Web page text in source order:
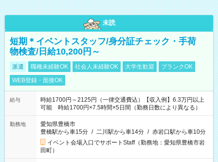
未読
短期＊イベントスタッフ/身分証チェック・手荷
物検査/日給10,200円～
派遣 職種未経験OK 社会人未経験OK 大学生歓迎
ブランクOK
WEB登録・面接OK
給与
時給1700円～2125円（一律交通費込）【収入例】6.3万円以上
可能 時給1700円×7.5時間×5日間（勤務日数により異なる）
勤務地
愛知県豊橋市
豊橋駅から車15分 / 二川駅から車14分 / 赤岩口駅から車10分
イベント会場入口でサポートStaff（勤務地：愛知県豊橋市岩
田町）